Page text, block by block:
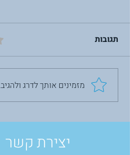
לבנות מחדש מתוך
על תשעה באב,
פוסט-טראומה והכוח
תגובות
מזמינים אותך לדרג
יצירת קשר